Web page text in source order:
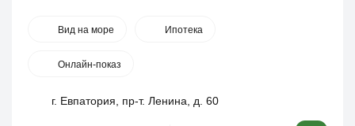
Вид на море Ипотека
Онлайн-показ
г. Евпатория, пр-т. Ленина, д. 60